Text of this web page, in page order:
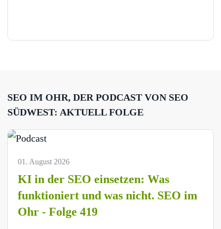
SEO IM OHR, DER PODCAST VON SEO
SÜDWEST: AKTUELL FOLGE
01. August 2026
KI in der SEO einsetzen: Was
funktioniert und was nicht. SEO im
Ohr - Folge 419